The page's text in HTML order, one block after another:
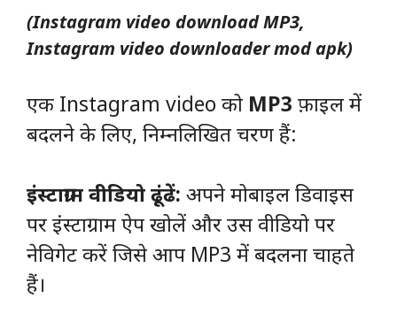
(Instagram video download MP3,
Instagram video downloader mod apk)
एक Instagram video को MP3 फ़ाइल में
बदलने के लिए, निम्नलिखित चरण हैं:
इंस्टाग्राम वीडियो ढूंढें: अपने मोबाइल डिवाइस
पर इंस्टाग्राम ऐप खोलें और उस वीडियो पर
नेविगेट करें जिसे आप MP3 में बदलना चाहते
हैं।